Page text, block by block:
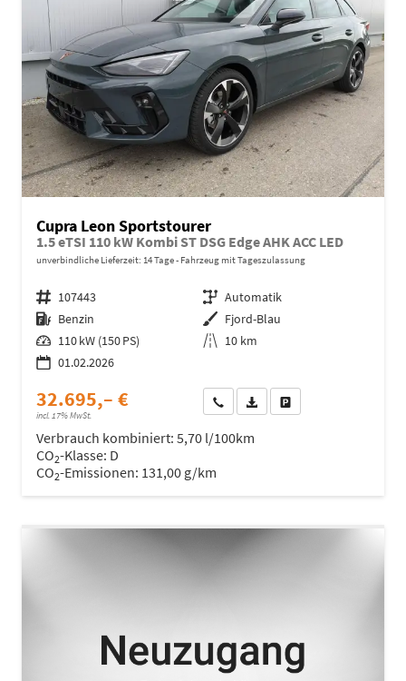
Cupra Leon Sportstourer
1.5 eTSI 110 kW Kombi ST DSG Edge AHK ACC LED
unverbindliche Lieferzeit: 14 Tage Fahrzeug mit Tageszulassung
Fahrzeugnr. 107443 Getriebe Automatik
Kraftstoff Benzin Außenfarbe Fjord-Blau
Leistung 110 kW (150 PS) Kilometerstand 10 km
01.02.2026
32.695,– €
incl. 17% MwSt.
Wir rufen Sie anFahrzeugexposé (PDF)
Verbrauch kombiniert: 5,70 l/100km
CO2-Klasse: D
CO2-Emissionen: 131,00 g/km